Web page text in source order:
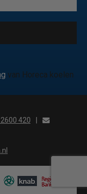
van Horeca koelen
420